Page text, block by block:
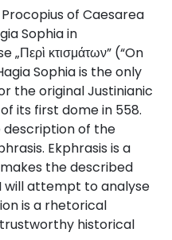
of Caesarea
Sophia in
κτισμάτων” (“On
Sophia is the only
the original Justinianic
its first dome in 558.
description of the
Ekphrasis is a
the described
will attempt to analyse
is a rhetorical
historical